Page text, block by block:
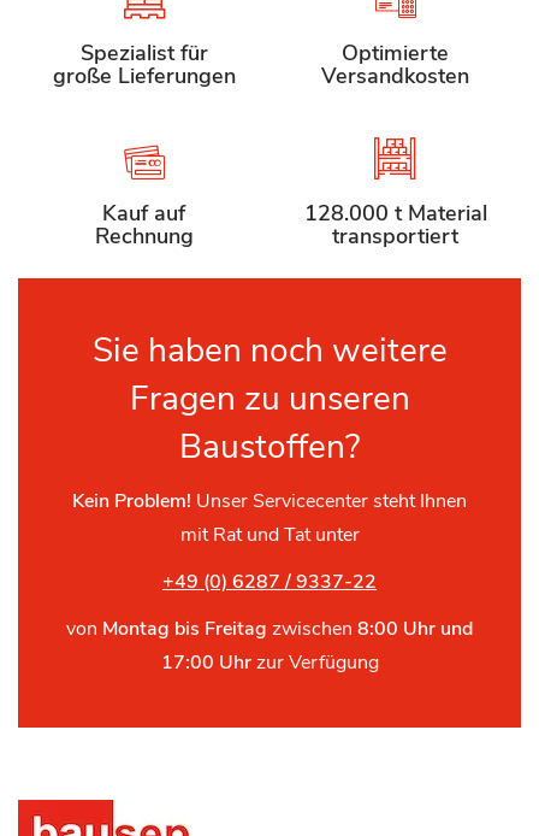
Spezialist für
große Lieferungen
Optimierte
Versandkosten
Kauf auf
Rechnung
128.000 t Material
transportiert
Sie haben noch weitere
Fragen zu unseren
Baustoffen?
Kein Problem! Unser Servicecenter steht Ihnen
mit Rat und Tat unter
+49 (0) 6287 / 9337-22
von Montag bis Freitag zwischen 8:00 Uhr und
17:00 Uhrzur Verfügung